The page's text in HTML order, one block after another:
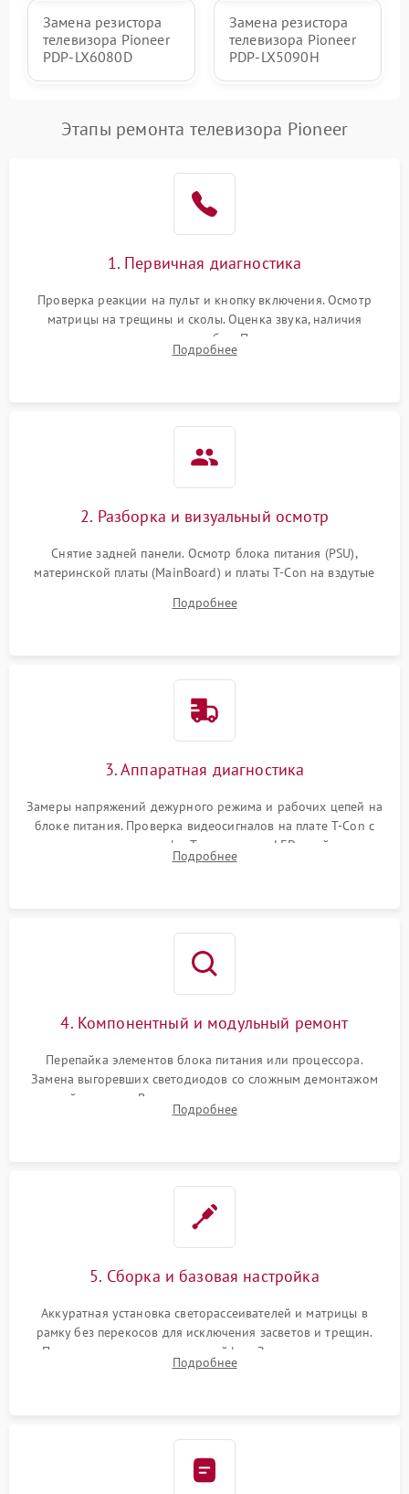
Замена резистора
телевизора Pioneer
PDP-LX6080D
Замена резистора
телевизора Pioneer
PDP-LX5090H
Этапы ремонта телевизора Pioneer
1. Первичная диагностика
Проверка реакции на пульт и кнопку включения. Осмотр
матрицы на трещины и сколы. Оценка звука, наличия
подсветки и индикаторов ошибок. Подключение тестовых
источников сигнала для выявления симптомов поломки.
Подробнее
2. Разборка и визуальный осмотр
Снятие задней панели. Осмотр блока питания (PSU),
материнской платы (MainBoard) и платы T-Con на вздутые
Проверка надежности фиксации и целостности шлейфов.
Подробнее
3. Аппаратная диагностика
Замеры напряжений дежурного режима и рабочих цепей на
блоке питания. Проверка видеосигналов на плате T-Con с
помощью осциллографа. Тестирование LED-драйвера и
светодиодных планок подсветки мультиметром.
Подробнее
4. Компонентный и модульный ремонт
Перепайка элементов блока питания или процессора.
Замена выгоревших светодиодов со сложным демонтажом
хрупкой матрицы. Восстановление поврежденных дорожек,
прошивка микросхем памяти EEPROM
Подробнее
5. Сборка и базовая настройка
Аккуратная установка светорассеивателей и матрицы в
рамку без перекосов для исключения засветов и трещин.
Подключение внутренних шлейфов. Закрытие корпуса.
Сброс настроек и обновление программного обеспечения.
Подробнее